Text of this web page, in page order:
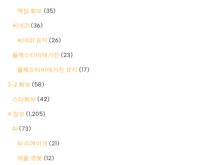
맥심 화보 (35)
씨네21 (36)
씨네21 표지 (26)
플렉스티비매거진 (23)
플렉스티비매거진 표지 (17)
3-2 화보 (58)
스타화보 (42)
4 정보 (1,205)
AI (73)
AI 리메이크 (21)
제품 로봇 (12)